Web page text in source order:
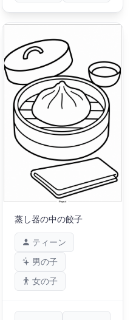
蒸し器の中の餃子
ティーン
男の子
女の子